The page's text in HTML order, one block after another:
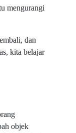
mengurangi
dan
kita belajar
objek